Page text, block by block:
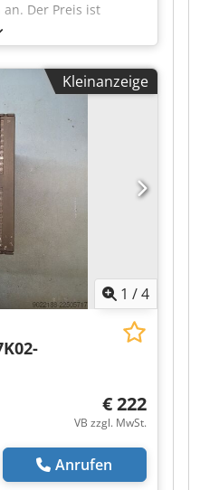
Der Preis ist
Afror
Kleinanzeige
1 /4
€ 222
VB zzgl. MwSt.
Anrufen